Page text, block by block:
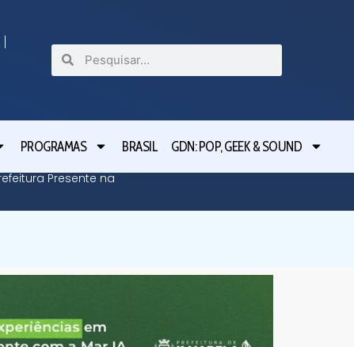
PROGRAMAS BRASIL GDN: POP, GEEK & SOUND
Presente na